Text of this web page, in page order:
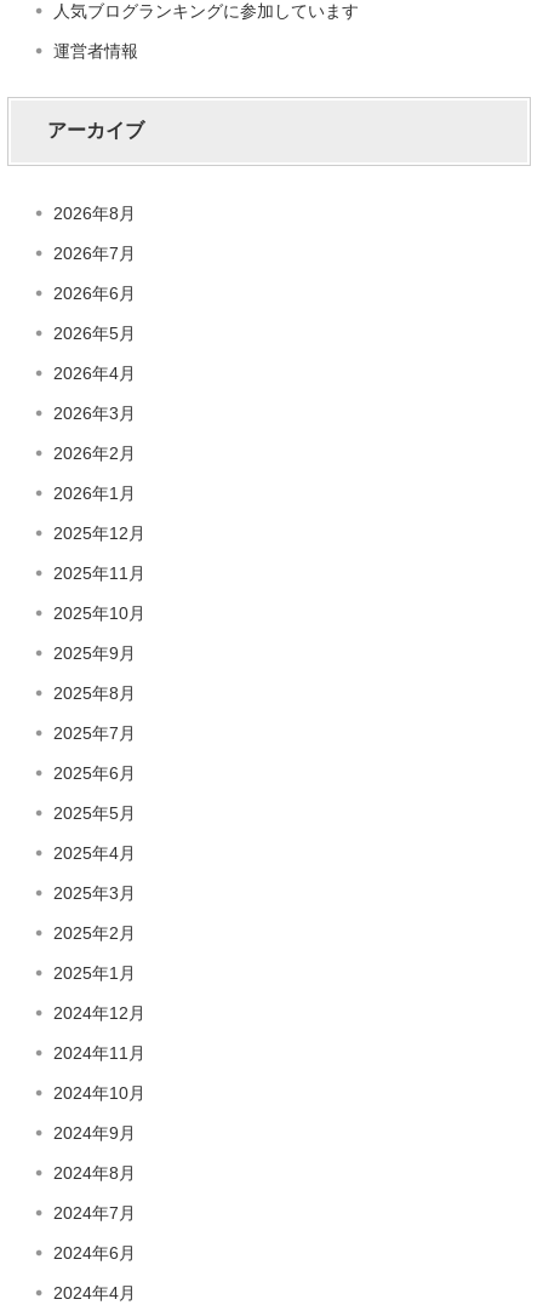
人気ブログランキングに参加しています
運営者情報
アーカイブ
2026年8月
2026年7月
2026年6月
2026年5月
2026年4月
2026年3月
2026年2月
2026年1月
2025年12月
2025年11月
2025年10月
2025年9月
2025年8月
2025年7月
2025年6月
2025年5月
2025年4月
2025年3月
2025年2月
2025年1月
2024年12月
2024年11月
2024年10月
2024年9月
2024年8月
2024年7月
2024年6月
2024年4月